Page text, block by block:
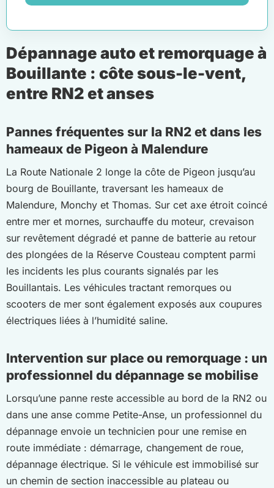
Dépannage auto et remorquage à
Bouillante : côte sous-le-vent,
entre RN2 et anses
Pannes fréquentes sur la RN2 et dans les
hameaux de Pigeon à Malendure
La Route Nationale 2 longe la côte de Pigeon jusqu’au
bourg de Bouillante, traversant les hameaux de
Malendure, Monchy et Thomas. Sur cet axe étroit coincé
entre mer et mornes, surchauffe du moteur, crevaison
sur revêtement dégradé et panne de batterie au retour
des plongées de la Réserve Cousteau comptent parmi
les incidents les plus courants signalés par les
Bouillantais. Les véhicules tractant remorques ou
scooters de mer sont également exposés aux coupures
électriques liées à l’humidité saline.
Intervention sur place ou remorquage : un
professionnel du dépannage se mobilise
Lorsqu’une panne reste accessible au bord de la RN2 ou
dans une anse comme Petite-Anse, un professionnel du
dépannage envoie un technicien pour une remise en
route immédiate : démarrage, changement de roue,
dépannage électrique. Si le véhicule est immobilisé sur
un chemin de section inaccessible au plateau ou